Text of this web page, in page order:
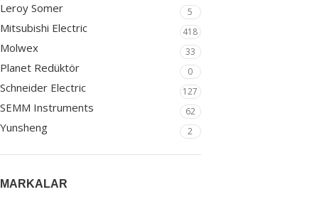
Leroy Somer 5
Mitsubishi Electric 418
Molwex 33
Planet Redüktör 0
Schneider Electric 127
SEMM Instruments 62
Yunsheng 2
MARKALAR